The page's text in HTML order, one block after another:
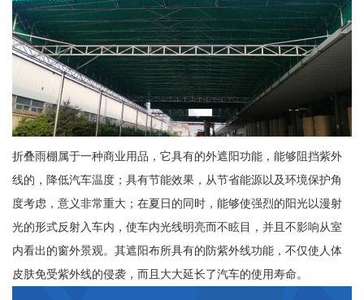
折叠雨棚属于一种商业用品，它具有的外遮阳功能，能够阻挡紫外
线的，降低汽车温度；具有节能效果，从节省能源以及环境保护角
度考虑，意义非常重大；在夏日的同时，能够使强烈的阳光以漫射
光的形式反射入车内，使车内光线明亮而不眩目，并且不影响从室
内看出的窗外景观。其遮阳布所具有的防紫外线功能，不仅使人体
皮肤免受紫外线的侵袭，而且大大延长了汽车的使用寿命。